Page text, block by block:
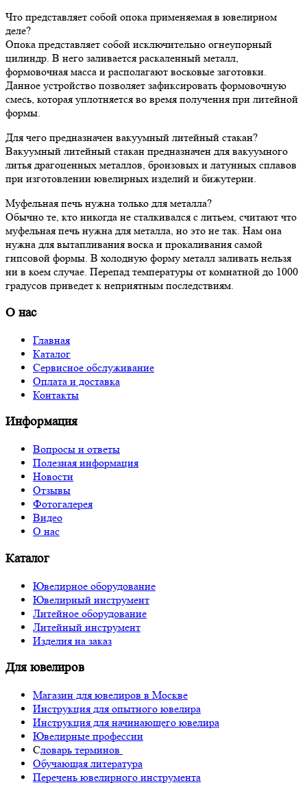
Что представляет собой опока применяемая в ювелирном
деле?
Опока представляет собой исключительно огнеупорный
цилиндр. В него заливается раскаленный металл,
формовочная масса и располагают восковые заготовки.
Данное устройство позволяет зафиксировать формовочную
смесь, которая уплотняется во время получения при литейной
формы.
Для чего предназначен вакуумный литейный стакан?
Вакуумный литейный стакан предназначен для вакуумного
литья драгоценных металлов, бронзовых и латунных сплавов
при изготовлении ювелирных изделий и бижутерии.
Муфельная печь нужна только для металла?
Обычно те, кто никогда не сталкивался с литьем, считают что
муфельная печь нужна для металла, но это не так. Нам она
нужна для вытапливания воска и прокаливания самой
гипсовой формы. В холодную форму металл заливать нельзя
ни в коем случае. Перепад температуры от комнатной до 1000
градусов приведет к неприятным последствиям.
О нас
Главная
Каталог
Сервисное обслуживание
Оплата и доставка
Контакты
Информация
Вопросы и ответы
Полезная информация
Новости
Отзывы
Фотогалерея
Видео
О нас
Каталог
Ювелирное оборудование
Ювелирный инструмент
Литейное оборудование
Литейный инструмент
Изделия на заказ
Для ювелиров
Магазин для ювелиров в Москве
Инструкция для опытного ювелира
Инструкция для начинающего ювелира
Ювелирные профессии
Словарь терминов
Обучающая литература
Перечень ювелирного инструмента